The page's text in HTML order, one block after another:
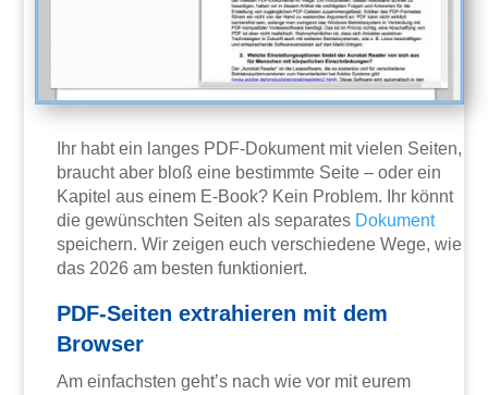
Ihr habt ein langes PDF-Dokument mit vielen Seiten,
braucht aber bloß eine bestimmte Seite – oder ein
Kapitel aus einem E-Book? Kein Problem. Ihr könnt
die gewünschten Seiten als separates Dokument
speichern. Wir zeigen euch verschiedene Wege, wie
das 2026 am besten funktioniert.
PDF-Seiten extrahieren mit dem
Browser
Am einfachsten geht’s nach wie vor mit eurem